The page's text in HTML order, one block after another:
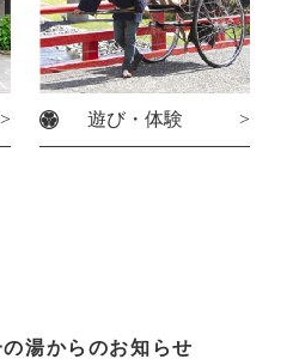
遊び・体験
湯からのお知らせ